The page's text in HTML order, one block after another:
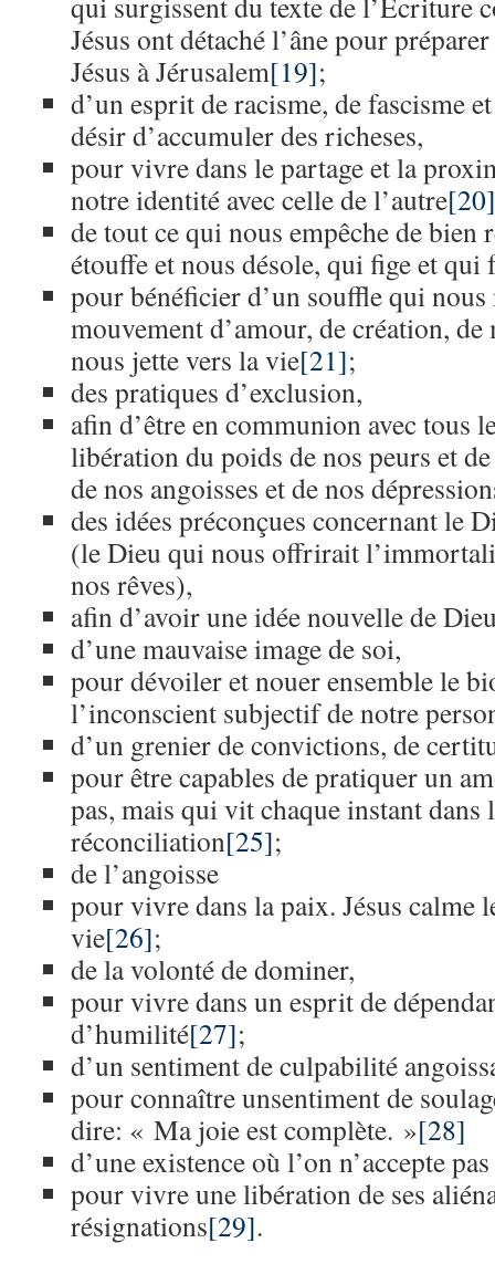
Jésus ont détaché l’âne pour
Jésus à Jérusalem[19];
d’un esprit de racisme, de fascisme
désir d’accumuler des richeses,
pour vivre dans le partage et la
notre identité avec celle de l’autre[20]
de tout ce qui nous empêche de bien
étouffe et nous désole, qui fige et qui
pour bénéficier d’un souffle qui
mouvement d’amour, de création, de
nous jette vers la vie[21];
des pratiques d’exclusion,
afin d’être en communion avec
libération du poids de nos peurs et
de nos angoisses et de nos
des idées préconçues concernant le
(le Dieu qui nous offrirait
nos rêves),
afin d’avoir une idée nouvelle de
d’une mauvaise image de soi,
pour dévoiler et nouer ensemble le
l’inconscient subjectif de notre
d’un grenier de convictions, de
pour être capables de pratiquer un
pas, mais qui vit chaque instant dans
réconciliation[25];
de l’angoisse
pour vivre dans la paix. Jésus calme
vie[26];
de la volonté de dominer,
pour vivre dans un esprit de
d’humilité[27];
d’un sentiment de culpabilité
pour connaître unsentiment de
dire: « Ma joie est complète. »[28]
d’une existence où l’on n’accepte
pour vivre une libération de ses
résignations[29].